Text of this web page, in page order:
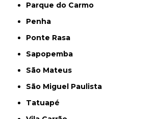
Parque do Carmo
Penha
Ponte Rasa
Sapopemba
São Mateus
São Miguel Paulista
Tatuapé